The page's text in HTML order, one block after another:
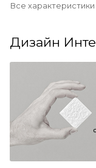
Все характеристики
Дизайн